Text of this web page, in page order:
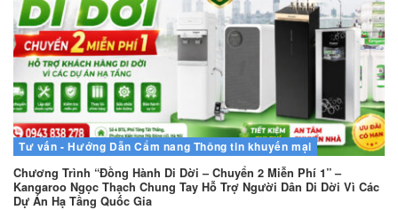
Tư vấn - Hướng Dẫn Cẩm nang Thông tin khuyến mại
Chương Trình “Đồng Hành Di Dời – Chuyển 2 Miễn Phí 1” –
Kangaroo Ngọc Thạch Chung Tay Hỗ Trợ Người Dân Di Dời Vì Các
Dự Án Hạ Tầng Quốc Gia